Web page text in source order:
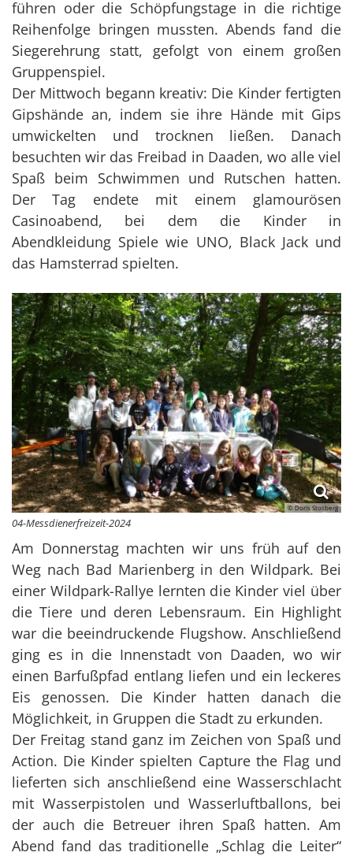
führen oder die Schöpfungstage in die richtige
Reihenfolge bringen mussten. Abends fand die
Siegerehrung statt, gefolgt von einem großen
Gruppenspiel.
Der Mittwoch begann kreativ: Die Kinder fertigten
Gipshände an, indem sie ihre Hände mit Gips
umwickelten und trocknen ließen. Danach
besuchten wir das Freibad in Daaden, wo alle viel
Spaß beim Schwimmen und Rutschen hatten.
Der Tag endete mit einem glamourösen
Casinoabend, bei dem die Kinder in
Abendkleidung Spiele wie UNO, Black Jack und
das Hamsterrad spielten.
© Doris Stosberg
04-Messdienerfreizeit-2024
Am Donnerstag machten wir uns früh auf den
Weg nach Bad Marienberg in den Wildpark. Bei
einer Wildpark-Rallye lernten die Kinder viel über
die Tiere und deren Lebensraum. Ein Highlight
war die beeindruckende Flugshow. Anschließend
ging es in die Innenstadt von Daaden, wo wir
einen Barfußpfad entlang liefen und ein leckeres
Eis genossen. Die Kinder hatten danach die
Möglichkeit, in Gruppen die Stadt zu erkunden.
Der Freitag stand ganz im Zeichen von Spaß und
Action. Die Kinder spielten Capture the Flag und
lieferten sich anschließend eine Wasserschlacht
mit Wasserpistolen und Wasserluftballons, bei
der auch die Betreuer ihren Spaß hatten. Am
Abend fand das traditionelle „Schlag die Leiter“